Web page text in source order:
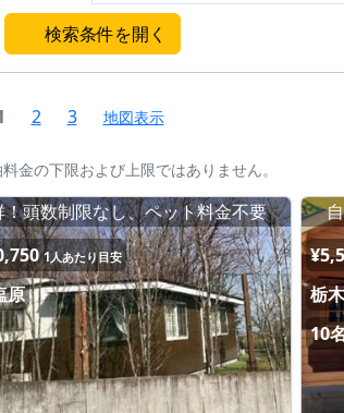
検索条件を開く
2 3 地図表示
金の下限および上限ではありません。
！頭数制限なし、ペット料金不要
1人あたり目安
原
栃
10